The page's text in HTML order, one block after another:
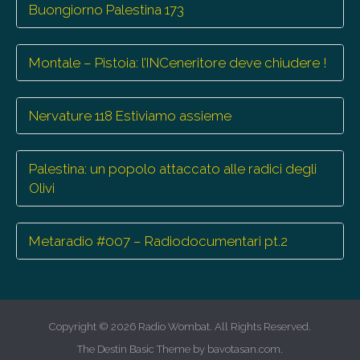
Buongiorno Palestina 173
Montale – Pistoia: l’INCeneritore deve chiudere !
Nervature 118 Estiviamo assieme
Palestina: un popolo attaccato alle radici degli
Olivi
Metaradio #007 – Radiodocumentari pt.2
Copyright © 2026 Radio Wombat. All Rights Reserved.
The Destin Basic Theme by bavotasan.com.